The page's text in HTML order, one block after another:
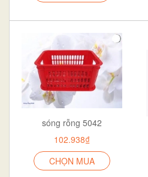
sóng rỗng 5042
102.938₫
CHỌN MUA